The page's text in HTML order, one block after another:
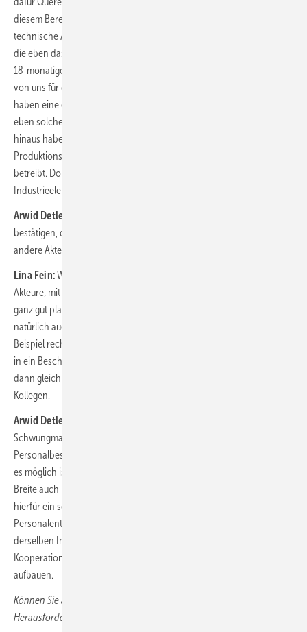
diesem Bereich ist, neben der persönlichen Eignung, nur noch eine
technische Ausbildung. Das können beispielsweise Dachdecker sein,
die eben das Arbeiten in der Höhe als Fähigkeit mitbringen. In einem
18-monatigen Programm werden diese neuen Mitarbeiter komplett
von uns für die Tätigkeiten an den Turbinen weiter ausgebildet. Wir
haben eine eigene Akademie, die weltweit Schulungskonzepte für
eben solche Mitarbeitergruppen entwickelt und umsetzt. Darüber
hinaus haben wir eine Kooperation mit der Firma Liebherr an unserem
Produktionsstandort in Rostock, die ebenfalls eine eigene Akademie
betreibt. Dort können Mitarbeiter eine Qualifikation als
Industrieelektriker erwerben.
Arwid Detlefs:
bestätigen, dass Nordex hier durchaus weiter ist, als der eine oder
andere Akteur in der Branche ...
Lina Fein:Wir sind ja vielleicht auch etwas größer als viele andere
Akteure, mit denen Sie uns hierbei vergleichen. Daher können wir
ganz gut planen, welche Fachkräfte wir wann einstellen. Das gilt
natürlich auch im akademischen Bereich. Wir beschäftigen zum
Beispiel recht viele Werksstudierende, die wir am Ende des Studiums
in ein Beschäftigungsverhältnis bei uns überführen wollen. Sie kennen
dann gleich auch unsere Abteilungen, Abläufe und Kolleginnen und
Kollegen.
Arwid Detlefs:
Schwungmasse, sprich: die Größe, damit es alle Wege in der
Personalbeschaffung gehen kann. Grundsätzlich predige ich, da wo
es möglich ist, die Kooperation zwischen Unternehmen, um in der
Breite auch Personal heranzuziehen. Ihr Beispiel mit Liebherr ist
hierfür ein sehr gutes, weil sich am besten Unternehmen für die
Personalentwicklung zusammentun können, die nicht unmittelbar aus
derselben Industrie kommen. Sie können dann in so einer
Kooperation fast schon einen gemeinsamen Pool an Leuten
aufbauen.
Können Sie als kommunales Unternehmen genauso flexibel mit der
Herausforderung Personalaufbau umgehen, Herr Pitschke?